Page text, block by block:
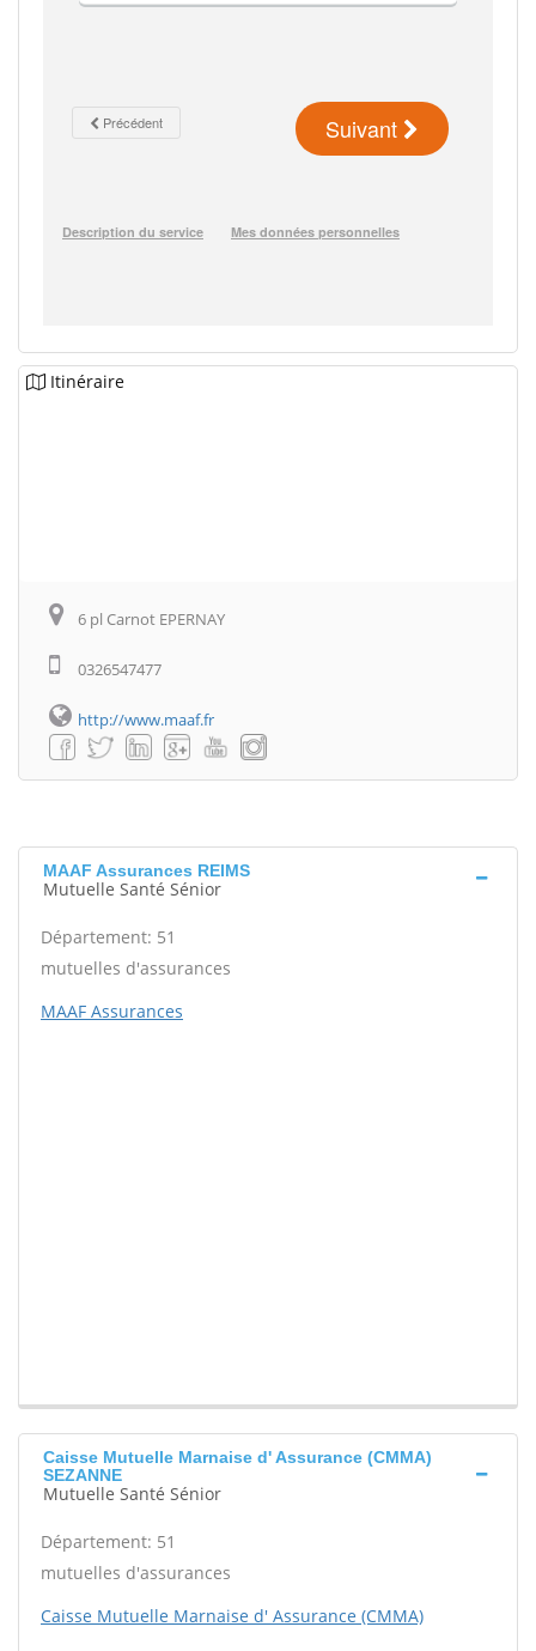
Itinéraire
6 pl Carnot EPERNAY
0326547477
http://www.maaf.fr
MAAF Assurances REIMS
Mutuelle Santé Sénior
Département: 51
mutuelles d'assurances
MAAF Assurances
Caisse Mutuelle Marnaise d' Assurance (CMMA)
SEZANNE
Mutuelle Santé Sénior
Département: 51
mutuelles d'assurances
Caisse Mutuelle Marnaise d' Assurance (CMMA)